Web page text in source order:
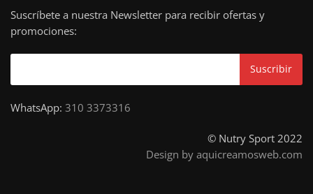
Suscríbete a nuestra Newsletter para recibir ofertas y
promociones:
WhatsApp: 310 3373316
© Nutry Sport 2022
Design by aquicreamosweb.com